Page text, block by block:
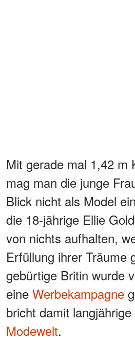
Mit gerade mal 1,42 m
mag man die junge
Blick nicht als Model
die 18-jährige Ellie
von nichts aufhalten,
Erfüllung ihrer Träume
gebürtige Britin wurde
eine Werbekampagne
bricht damit
Modewelt.